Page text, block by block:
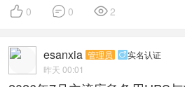
 0  0 2
esanxia 管理员 实名认证
昨天 00:01